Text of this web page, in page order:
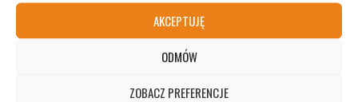
AKCEPTUJĘ
ODMÓW
ZOBACZ PREFERENCJE
WAM NAJLEPSZE TREŚCI